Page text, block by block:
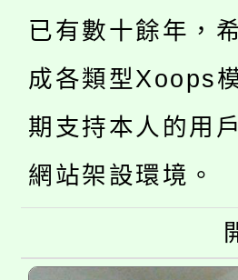
局官網。
8月14至27
開!
115年桃園
田徑場及
桃園市低
視費優惠
半價優惠
者。
大園自造
份教師增能
大溪自造
份教師研習
淨零綠生
已有數十餘年，
成各類型Xoops
期支持本人的用
網站架設環境。